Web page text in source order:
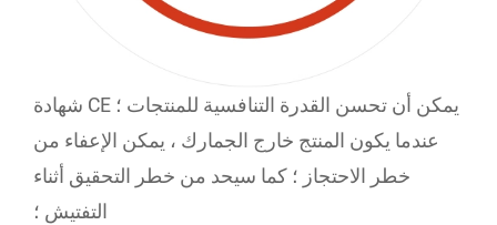
شهادة CE يمكن أن تحسن القدرة التنافسية للمنتجات ؛
عندما يكون المنتج خارج الجمارك ، يمكن الإعفاء من
خطر الاحتجاز ؛ كما سيحد من خطر التحقيق أثناء
التفتيش ؛